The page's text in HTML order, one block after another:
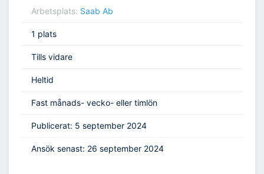
Arbetsplats: Saab Ab
1 plats
Tills vidare
Heltid
Fast månads- vecko- eller timlön
Publicerat: 5 september 2024
Ansök senast: 26 september 2024